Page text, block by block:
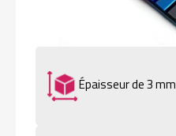
Épaisseur de 3 mm